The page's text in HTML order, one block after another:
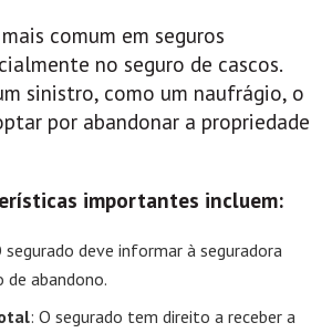
comum em seguros
no seguro de cascos.
sinistro, como um naufrágio, o
por abandonar a propriedade
importantes incluem:
segurado deve informar à seguradora
de abandono.
: O segurado tem direito a receber a